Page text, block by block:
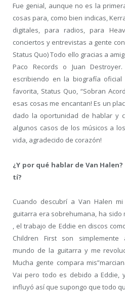
Fue genial, aunque no es la
cosas para, como bien indicas,
digitales, para radios, para
conciertos y entrevistas a gente
Status Quo) Todo ello gracias a
Paco Records o Juan
escribiendo en la biografía
favorita, Status Quo, “Sobran
esas cosas me encantan! Es un
dado la oportunidad de hablar y
algunos casos de los músicos a
vida, agradecido de corazón!
¿Y por qué hablar de Van
tí?
Cuando descubrí a Van Halen
guitarra era sobrehumana, ha sido
, el trabajo de Eddie en discos
Children First son simplemente
mundo de la guitarra y me
Mucha gente compara
Vai pero todo es debido a Eddie,
influyó así que supongo que todo